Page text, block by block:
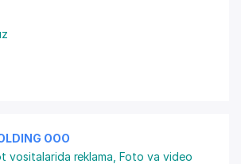
ООО
vositalarida reklama ,Foto va video